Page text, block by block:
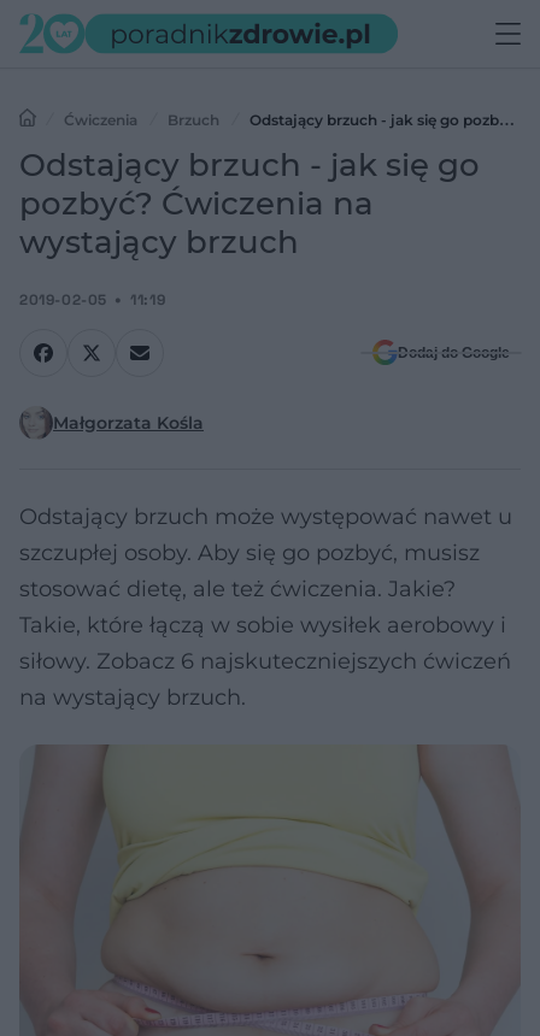
Ćwiczenia Brzuch
Odstający brzuch - jak się go pozbyć?
Ćwiczenia na wystający brzuch
Odstający brzuch - jak się go
pozbyć? Ćwiczenia na
wystający brzuch
2019-02-05 11:19
Dodaj do Google
Małgorzata Kośla
Odstający brzuch może występować nawet u
szczupłej osoby. Aby się go pozbyć, musisz
stosować dietę, ale też ćwiczenia. Jakie?
Takie, które łączą w sobie wysiłek aerobowy i
siłowy. Zobacz 6 najskuteczniejszych ćwiczeń
na wystający brzuch.